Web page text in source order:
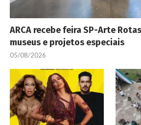
ARCA recebe feira SP-Arte
museus e projetos especiais
05/08/2026